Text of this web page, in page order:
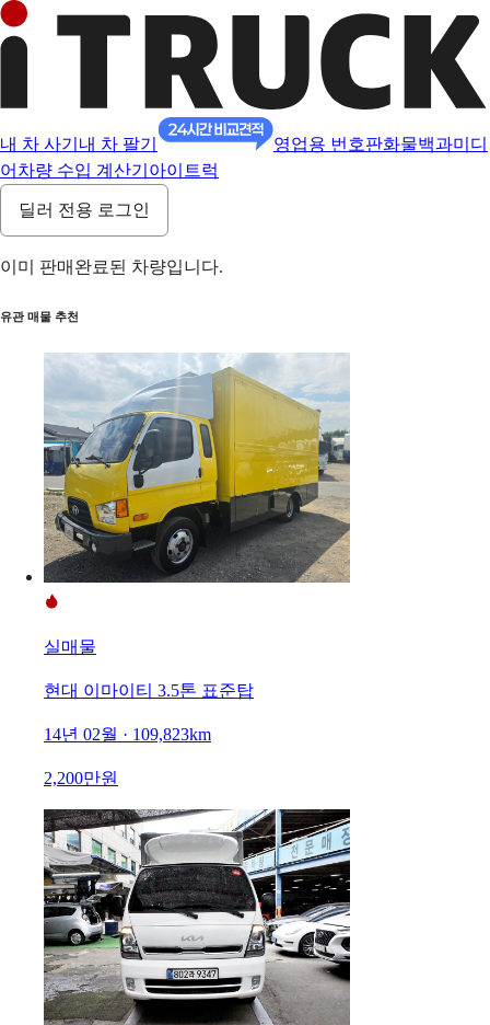
내 차 사기 내 차 팔기 영업용 번호판화물백과미디
어 차량 수입 계산기 아이트럭
딜러 전용 로그인
이미 판매완료된 차량입니다.
유관 매물 추천
실매물
현대 이마이티 3.5톤 표준탑
14년 02월 · 109,823km
2,200만원